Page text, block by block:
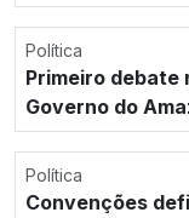
Política
Primeiro debate
Governo do
Política
Convenções